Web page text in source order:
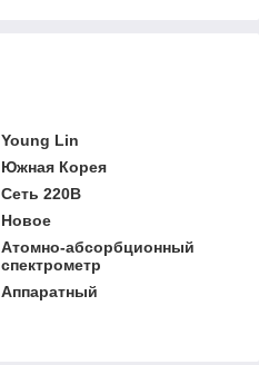
Young Lin
Южная Корея
Сеть 220В
Новое
Атомно-абсорбционный
спектрометр
Аппаратный